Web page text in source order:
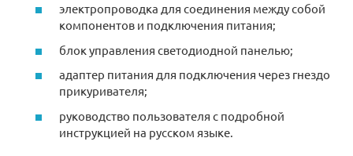
электропроводка для соединения между собой
компонентов и подключения питания;
блок управления светодиодной панелью;
адаптер питания для подключения через гнездо
прикуривателя;
руководство пользователя с подробной
инструкцией на русском языке.